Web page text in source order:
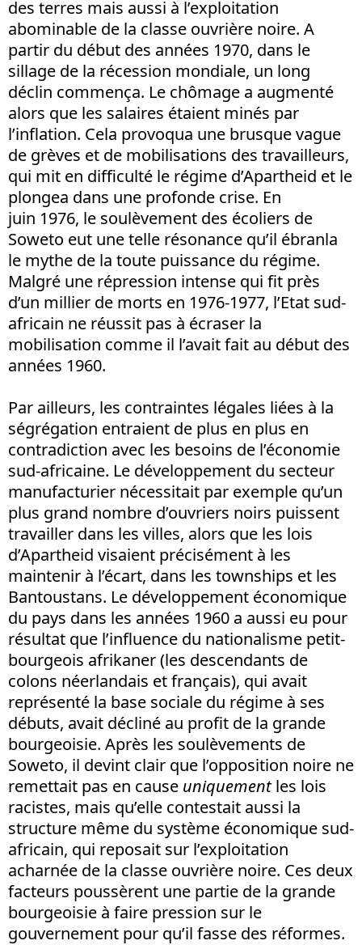
des terres mais aussi à l’exploitation
abominable de la classe ouvrière noire. A
partir du début des années 1970, dans le
sillage de la récession mondiale, un long
déclin commença. Le chômage a augmenté
alors que les salaires étaient minés par
l’inflation. Cela provoqua une brusque vague
de grèves et de mobilisations des travailleurs,
qui mit en difficulté le régime d’Apartheid et le
plongea dans une profonde crise. En
juin 1976, le soulèvement des écoliers de
Soweto eut une telle résonance qu’il ébranla
le mythe de la toute puissance du régime.
Malgré une répression intense qui fit près
d’un millier de morts en 1976-1977, l’Etat sud-
africain ne réussit pas à écraser la
mobilisation comme il l’avait fait au début des
années 1960.
Par ailleurs, les contraintes légales liées à la
ségrégation entraient de plus en plus en
contradiction avec les besoins de l’économie
sud-africaine. Le développement du secteur
manufacturier nécessitait par exemple qu’un
plus grand nombre d’ouvriers noirs puissent
travailler dans les villes, alors que les lois
d’Apartheid visaient précisément à les
maintenir à l’écart, dans les townships et les
Bantoustans. Le développement économique
du pays dans les années 1960 a aussi eu pour
résultat que l’influence du nationalisme petit-
bourgeois afrikaner (les descendants de
colons néerlandais et français), qui avait
représenté la base sociale du régime à ses
débuts, avait décliné au profit de la grande
bourgeoisie. Après les soulèvements de
Soweto, il devint clair que l’opposition noire ne
remettait pas en cause uniquementles lois
racistes, mais qu’elle contestait aussi la
structure même du système économique sud-
africain, qui reposait sur l’exploitation
acharnée de la classe ouvrière noire. Ces deux
facteurs poussèrent une partie de la grande
bourgeoisie à faire pression sur le
gouvernement pour qu’il fasse des réformes.